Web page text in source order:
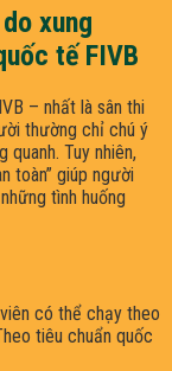
xung
tế FIVB
– nhất là sân thi
thường chỉ chú ý
Tuy nhiên,
toàn” giúp người
tình huống
có thể chạy theo
tiêu chuẩn quốc